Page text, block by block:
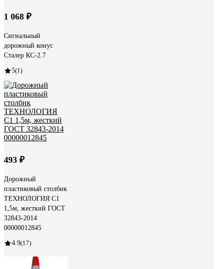
1 068 ₽
Сигнальный
дорожный конус
Сталер КС-2.7
5(1)
493 ₽
Дорожный
пластиковый столбик
ТЕХНОЛОГИЯ С1
1,5м, жесткий ГОСТ
32843-2014
00000012845
4.9(17)